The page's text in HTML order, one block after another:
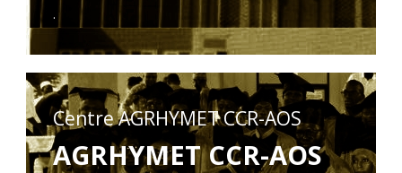
.
Centre AGRHYMET CCR-AOS
AGRHYMET CCR-AOS